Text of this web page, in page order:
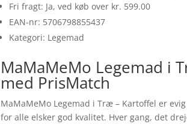
Fri fragt: Ja, ved køb over kr. 599.00
EAN-nr: 5706798855437
Kategori: Legemad
MaMaMeMo Legemad i
med PrisMatch
MaMaMeMo Legemad i Træ – Kartoffel er
for alle elsker god kvalitet. Hver gang, det